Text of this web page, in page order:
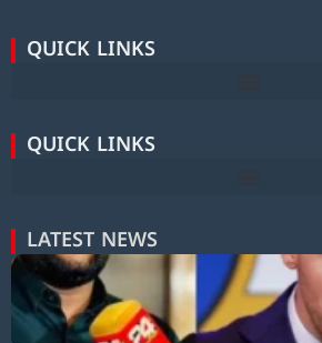
QUICK LINKS
QUICK LINKS
LATEST NEWS